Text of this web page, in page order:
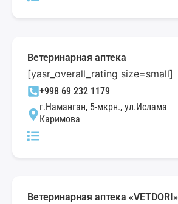
Ветеринарная аптека
[yasr_overall_rating size=small]
+998 69 232 1179
г.Наманган, 5-мкрн., ул.Ислама
Каримова
Ветеринарная аптека «VETDORI»